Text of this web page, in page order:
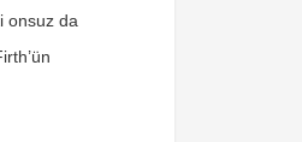
onsuz da